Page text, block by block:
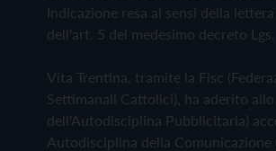
Indicazione resa ai sensi della
dell'art. 5 del medesimo decreto Lgs.
Vita Trentina, tramite la Fisc
Settimanali Cattolici), ha aderito
dell'Autodisciplina Pubblicitaria)
Autodisciplina della Comunicazione